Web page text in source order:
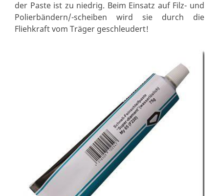
der Paste ist zu niedrig. Beim Einsatz auf Filz- und
Polierbändern/-scheiben wird sie durch die
Fliehkraft vom Träger geschleudert!